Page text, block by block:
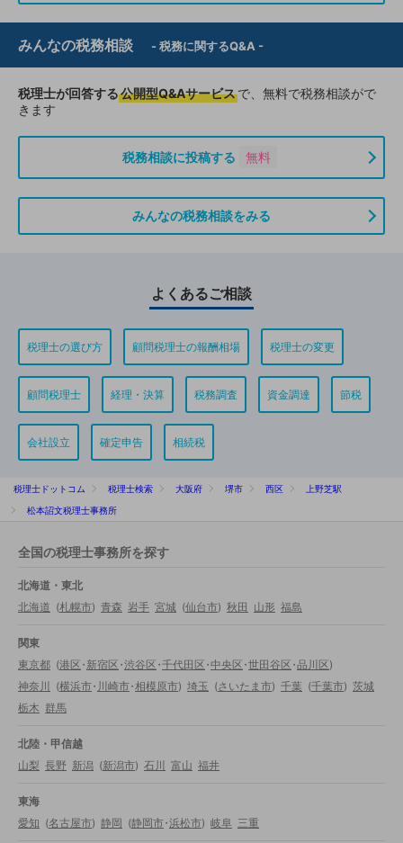
みんなの税務相談 - 税務に関するQ&A -
税理士が回答する公開型Q&Aサービスで、無料で税務相談がで
きます
税務相談に投稿する 無料
みんなの税務相談をみる
よくあるご相談
税理士の選び方 顧問税理士の報酬相場 税理士の変更
顧問税理士 経理・決算 税務調査 資金調達 節税
会社設立 確定申告 相続税
税理士ドットコム 税理士検索 大阪府 堺市 西区
上野芝駅
松本詔文税理士事務所
全国の税理士事務所を探す
北海道・東北
北海道 (札幌市) 青森 岩手 宮城 (仙台市) 秋田 山形 福島
関東
東京都 (港区・新宿区・渋谷区・千代田区・中央区・世田谷区・品川区)
神奈川
(横浜市・川崎市・相模原市) 埼玉 (さいたま市) 千葉 (千葉市) 茨城
栃木 群馬
北陸・甲信越
山梨 長野 新潟 (新潟市) 石川 富山 福井
東海
愛知 (名古屋市) 静岡 (静岡市・浜松市) 岐阜 三重